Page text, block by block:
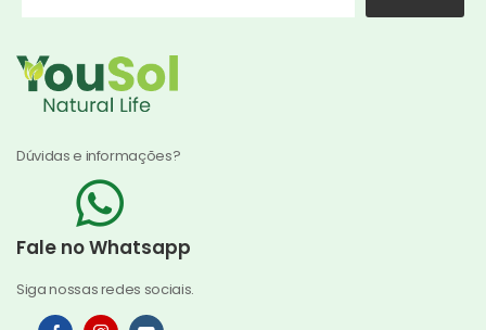
Dúvidas e informações?
Fale no Whatsapp
Siga nossas redes sociais.